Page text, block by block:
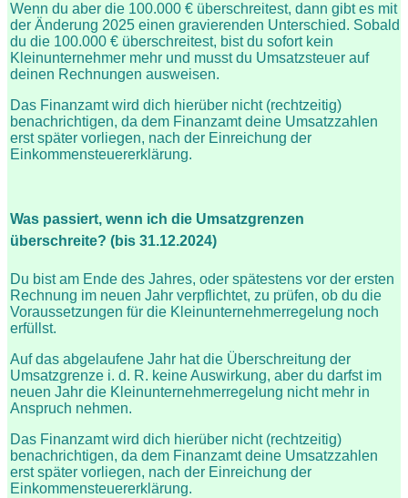
Wenn du aber die 100.000 € überschreitest, dann gibt es mit
der Änderung 2025 einen gravierenden Unterschied. Sobald
du die 100.000 € überschreitest, bist du sofort kein
Kleinunternehmer mehr und musst du Umsatzsteuer auf
deinen Rechnungen ausweisen.
Das Finanzamt wird dich hierüber nicht (rechtzeitig)
benachrichtigen, da dem Finanzamt deine Umsatzzahlen
erst später vorliegen, nach der Einreichung der
Einkommensteuererklärung.
Was passiert, wenn ich die Umsatzgrenzen
überschreite? (bis 31.12.2024)
Du bist am Ende des Jahres, oder spätestens vor der ersten
Rechnung im neuen Jahr verpflichtet, zu prüfen, ob du die
Voraussetzungen für die Kleinunternehmerregelung noch
erfüllst.
Auf das abgelaufene Jahr hat die Überschreitung der
Umsatzgrenze i. d. R. keine Auswirkung, aber du darfst im
neuen Jahr die Kleinunternehmerregelung nicht mehr in
Anspruch nehmen.
Das Finanzamt wird dich hierüber nicht (rechtzeitig)
benachrichtigen, da dem Finanzamt deine Umsatzzahlen
erst später vorliegen, nach der Einreichung der
Einkommensteuererklärung.